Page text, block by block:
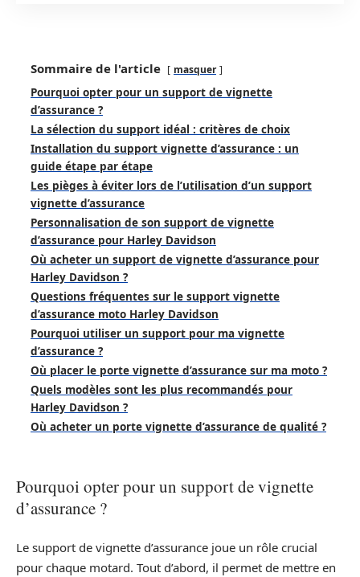
Sommaire de l'article masquer
Pourquoi opter pour un support de vignette
d’assurance ?
La sélection du support idéal : critères de choix
Installation du support vignette d’assurance : un
guide étape par étape
Les pièges à éviter lors de l’utilisation d’un support
vignette d’assurance
Personnalisation de son support de vignette
d’assurance pour Harley Davidson
Où acheter un support de vignette d’assurance pour
Harley Davidson ?
Questions fréquentes sur le support vignette
d’assurance moto Harley Davidson
Pourquoi utiliser un support pour ma vignette
d’assurance ?
Où placer le porte vignette d’assurance sur ma moto ?
Quels modèles sont les plus recommandés pour
Harley Davidson ?
Où acheter un porte vignette d’assurance de qualité ?
Pourquoi opter pour un support de vignette
d’assurance ?
Le support de vignette d’assurance joue un rôle crucial
pour chaque motard. Tout d’abord, il permet de mettre en